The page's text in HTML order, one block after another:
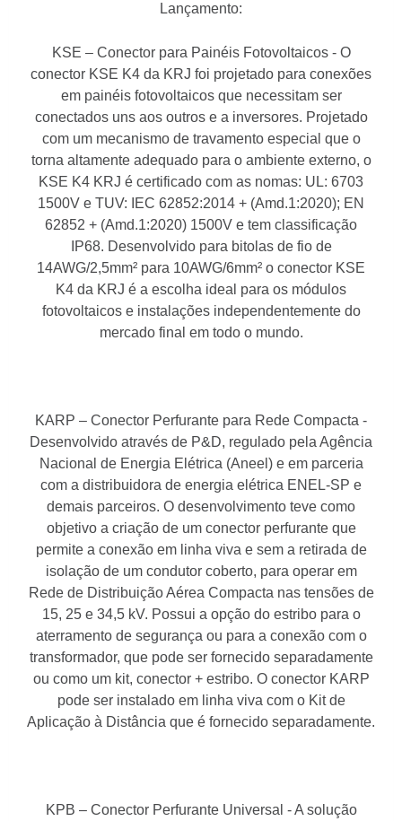
Lançamento:
KSE – Conector para Painéis Fotovoltaicos - O
conector KSE K4 da KRJ foi projetado para conexões
em painéis fotovoltaicos que necessitam ser
conectados uns aos outros e a inversores. Projetado
com um mecanismo de travamento especial que o
torna altamente adequado para o ambiente externo, o
KSE K4 KRJ é certificado com as nomas: UL: 6703
1500V e TUV: IEC 62852:2014 + (Amd.1:2020); EN
62852 + (Amd.1:2020) 1500V e tem classificação
IP68. Desenvolvido para bitolas de fio de
14AWG/2,5mm² para 10AWG/6mm² o conector KSE
K4 da KRJ é a escolha ideal para os módulos
fotovoltaicos e instalações independentemente do
mercado final em todo o mundo.
KARP – Conector Perfurante para Rede Compacta -
Desenvolvido através de P&D, regulado pela Agência
Nacional de Energia Elétrica (Aneel) e em parceria
com a distribuidora de energia elétrica ENEL-SP e
demais parceiros. O desenvolvimento teve como
objetivo a criação de um conector perfurante que
permite a conexão em linha viva e sem a retirada de
isolação de um condutor coberto, para operar em
Rede de Distribuição Aérea Compacta nas tensões de
15, 25 e 34,5 kV. Possui a opção do estribo para o
aterramento de segurança ou para a conexão com o
transformador, que pode ser fornecido separadamente
ou como um kit, conector + estribo. O conector KARP
pode ser instalado em linha viva com o Kit de
Aplicação à Distância que é fornecido separadamente.
KPB – Conector Perfurante Universal - A solução